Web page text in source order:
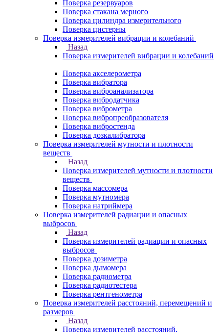
Поверка резервуаров
Поверка стакана мерного
Поверка цилиндра измерительного
Поверка цистерны
Поверка измерителей вибрации и колебаний
Назад
Поверка измерителей вибрации и колебаний
Поверка акселерометра
Поверка вибратора
Поверка виброанализатора
Поверка вибродатчика
Поверка виброметра
Поверка вибропреобразователя
Поверка вибростенда
Поверка дозкалибратора
Поверка измерителей мутности и плотности
веществ
Назад
Поверка измерителей мутности и плотности
веществ
Поверка массомера
Поверка мутномера
Поверка натриймера
Поверка измерителей радиации и опасных
выбросов
Назад
Поверка измерителей радиации и опасных
выбросов
Поверка дозиметра
Поверка дымомера
Поверка радиометра
Поверка радиотестера
Поверка рентгенометра
Поверка измерителей расстояний, перемещений и
размеров
Назад
Поверка измерителей расстояний,